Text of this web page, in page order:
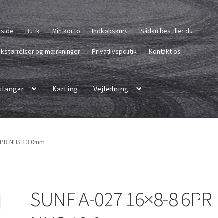
Butik Min konto Indkøbskurv Sådan bestiller du
og mærkninger Privatlivspolitik Kontakt os
Karting
Vejledning
NHS 13.0mm
SUNF A-027 16×8-8 6PR